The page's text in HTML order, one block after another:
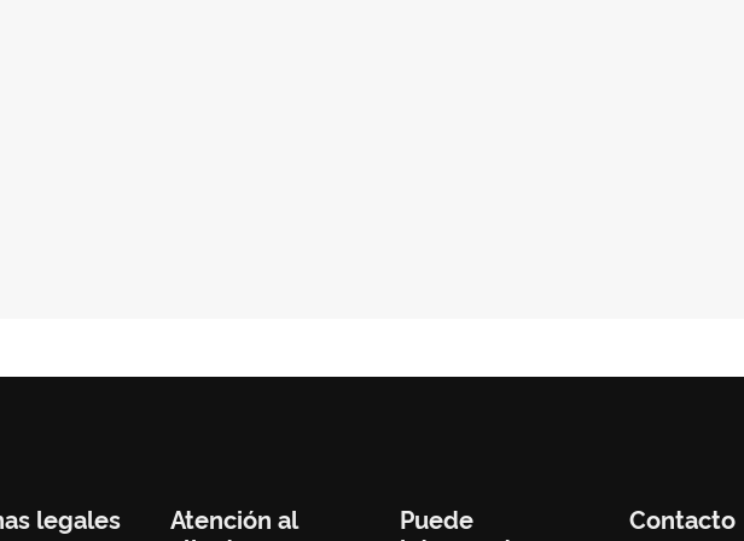
legales
Atención al
Puede
Contacto